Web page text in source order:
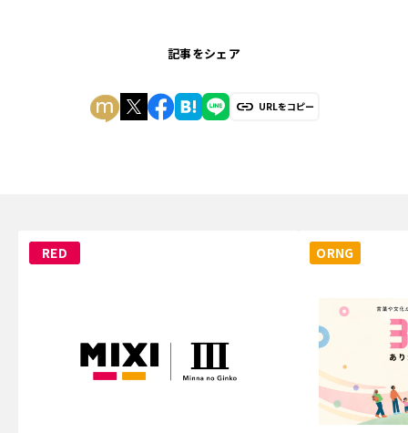
記事をシェア
URLをコピー
RED ORNG